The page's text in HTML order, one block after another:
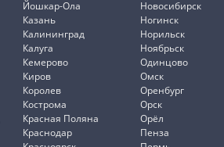
Йошкар-Ола
Казань
Калининград
Калуга
Кемерово
Киров
Королев
Кострома
Красная Поляна
Краснодар
Новосибирск
Ногинск
Норильск
Ноябрьск
Одинцово
Омск
Оренбург
Орск
Орёл
Пенза